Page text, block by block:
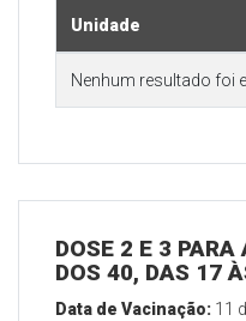
Unidade
Nenhum resultado foi
DOSE 2 E 3
DOS 40, DAS 17
Data de Vacinação: 11